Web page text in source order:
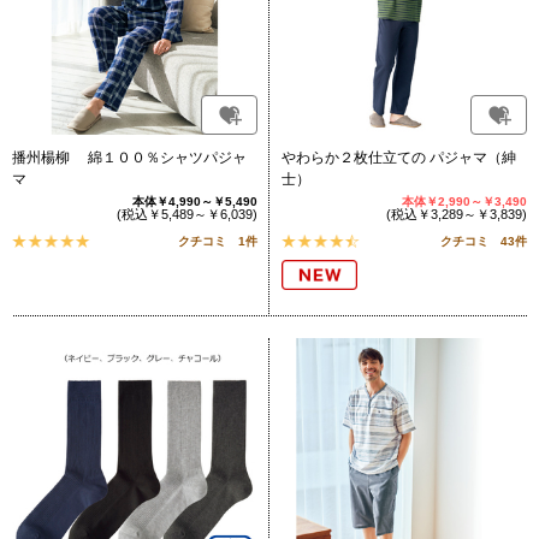
播州楊柳 綿１００％シャツパジャ
マ
本体￥4,990～￥5,490
(税込￥5,489～￥6,039)
クチコミ 1件
やわらか２枚仕立ての パジャマ（紳
士）
本体￥2,990～￥3,490
(税込￥3,289～￥3,839)
クチコミ 43件